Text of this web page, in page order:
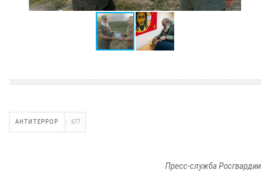
АНТИТЕРРОР 677
Пресс-служба Росгвардии